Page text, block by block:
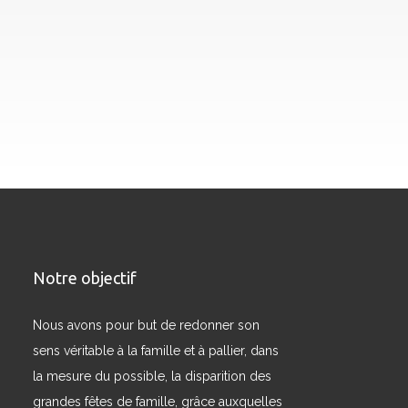
Notre objectif
Nous avons pour but de redonner son
sens véritable à la famille et à pallier, dans
la mesure du possible, la disparition des
grandes fêtes de famille, grâce auxquelles